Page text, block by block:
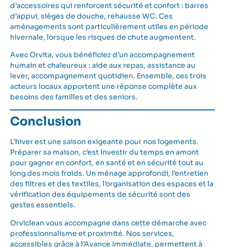
d’accessoires qui renforcent sécurité et confort : barres
d’appui, sièges de douche, rehausse WC. Ces
aménagements sont particulièrement utiles en période
hivernale, lorsque les risques de chute augmentent.
AvecOrvita, vous bénéficiez d’un accompagnement
humain et chaleureux : aide aux repas, assistance au
lever, accompagnement quotidien. Ensemble, ces trois
acteurs locaux apportent une réponse complète aux
besoins des familles et des seniors.
Conclusion
L’hiver est une saison exigeante pour nos logements.
Préparer sa maison, c’est investir du temps en amont
pour gagner en confort, en santé et en sécurité tout au
long des mois froids. Un ménage approfondi, l’entretien
des filtres et des textiles, l’organisation des espaces et la
vérification des équipements de sécurité sont des
gestes essentiels.
Orviclean vous accompagne dans cette démarche avec
professionnalisme et proximité. Nos services,
accessibles grâce à l’Avance Immédiate, permettent à